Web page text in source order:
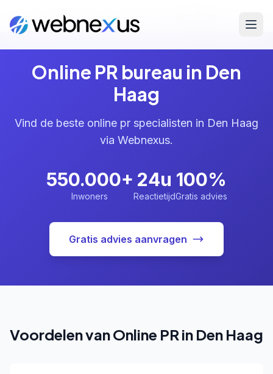
Home Diensten Online PR
Online PR bureau in Den
Haag
Vind de beste online pr specialisten in Den Haag
via Webnexus.
550.000+
Inwoners
24u
Reactietijd
100%
Gratis advies
Gratis advies aanvragen
Voordelen van Online PR in Den Haag